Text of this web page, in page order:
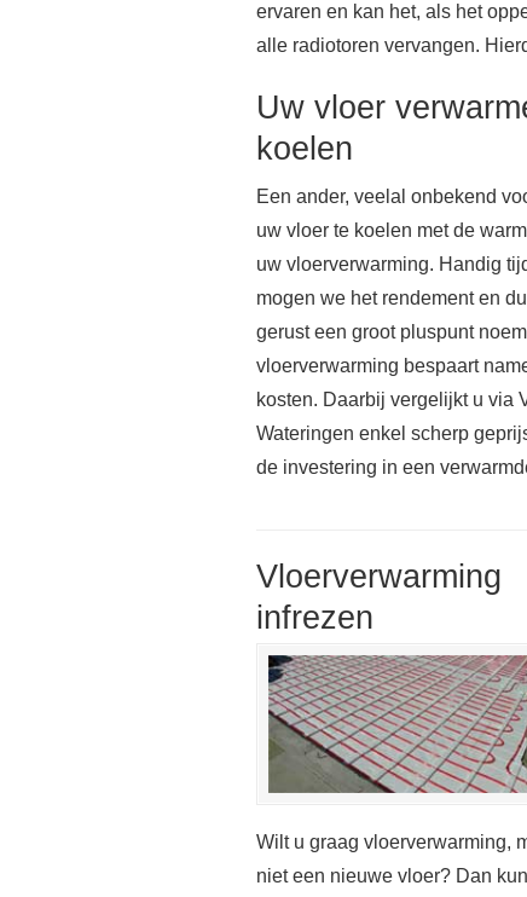
ervaren en kan het, als het
alle radiotoren vervangen.
Uw vloer
koelen
Een ander, veelal onbekend
uw vloer te koelen met de
uw vloerverwarming. Handig
mogen we het rendement en
gerust een groot pluspunt
vloerverwarming bespaart
kosten. Daarbij vergelijkt u via
Wateringen enkel scherp
de investering in een
Vloerverwarming
infrezen
Wilt u graag vloerverwarming,
niet een nieuwe vloer? Dan